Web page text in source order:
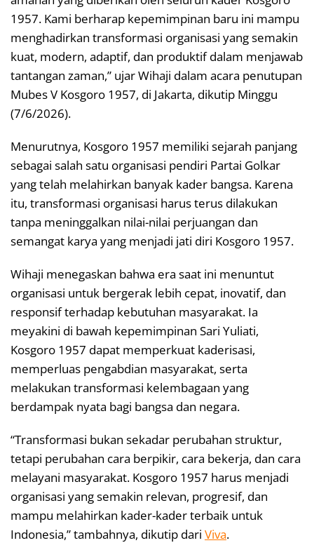
1957. Kami berharap kepemimpinan baru ini mampu
menghadirkan transformasi organisasi yang semakin
kuat, modern, adaptif, dan produktif dalam menjawab
tantangan zaman,” ujar Wihaji dalam acara penutupan
Mubes V Kosgoro 1957, di Jakarta, dikutip Minggu
(7/6/2026).
Menurutnya, Kosgoro 1957 memiliki sejarah panjang
sebagai salah satu organisasi pendiri Partai Golkar
yang telah melahirkan banyak kader bangsa. Karena
itu, transformasi organisasi harus terus dilakukan
tanpa meninggalkan nilai-nilai perjuangan dan
semangat karya yang menjadi jati diri Kosgoro 1957.
Wihaji menegaskan bahwa era saat ini menuntut
organisasi untuk bergerak lebih cepat, inovatif, dan
responsif terhadap kebutuhan masyarakat. Ia
meyakini di bawah kepemimpinan Sari Yuliati,
Kosgoro 1957 dapat memperkuat kaderisasi,
memperluas pengabdian masyarakat, serta
melakukan transformasi kelembagaan yang
berdampak nyata bagi bangsa dan negara.
“Transformasi bukan sekadar perubahan struktur,
tetapi perubahan cara berpikir, cara bekerja, dan cara
melayani masyarakat. Kosgoro 1957 harus menjadi
organisasi yang semakin relevan, progresif, dan
mampu melahirkan kader-kader terbaik untuk
Indonesia,” tambahnya, dikutip dari Viva.